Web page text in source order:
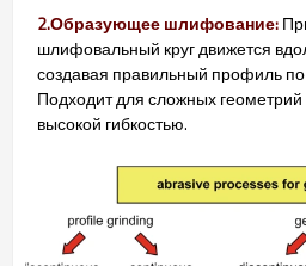
2.Образующее шлифование:
шлифовальный круг движется
создавая правильный профиль
Подходит для сложных
высокой гибкостью.